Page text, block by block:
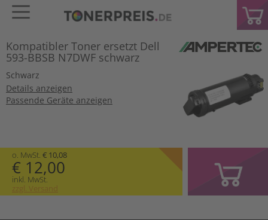
Kompatibler Toner ersetzt Dell
593-BBSB N7DWF schwarz
Schwarz
Details anzeigen
Passende Geräte anzeigen
o. MwSt. € 10,08
€ 12,00
inkl. MwSt.
zzgl. Versand